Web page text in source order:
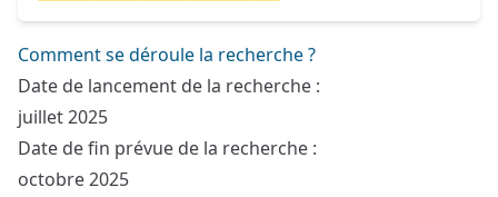
Comment se déroule la recherche ?
Date de lancement de la recherche :
juillet 2025
Date de fin prévue de la recherche :
octobre 2025